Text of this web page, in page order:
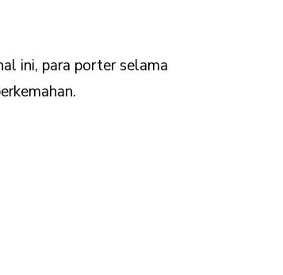
ini, para porter selama